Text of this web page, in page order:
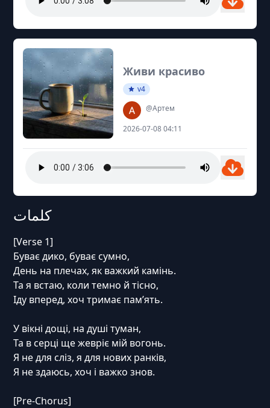
Живи красиво
v4
@Артем
2026-07-08 04:11
كلمات
[Verse 1]
Буває дико, буває сумно,
День на плечах, як важкий камінь.
Та я встаю, коли темно й тісно,
Іду вперед, хоч тримає пам’ять.
У вікні дощі, на душі туман,
Та в серці ще жевріє мій вогонь.
Я не для сліз, я для нових ранків,
Я не здаюсь, хоч і важко знов.
[Pre-Chorus]